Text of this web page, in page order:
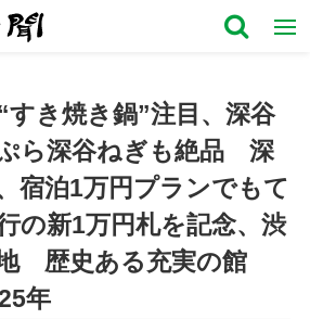
すき焼き鍋”注目、深谷
ら深谷ねぎも絶品 深
宿泊1万円プランでもて
の新1万円札を記念、渋
歴史ある充実の館
年